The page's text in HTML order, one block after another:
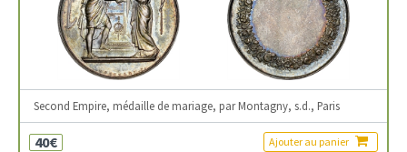
Second Empire, médaille de mariage, par Montagny, s.d., Paris
40€ Ajouter au panier